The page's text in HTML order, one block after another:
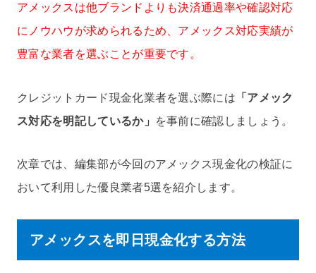
アメックスは他ブランドよりも決済通過率や確認対応
にノウハウが求められるため、アメックス対応実績が
豊富な業者を選ぶことが重要です。
クレジットカード現金化業者を選ぶ際には 「アメック
ス対応を明記しているか」
を事前に確認しましょう。
次章では、編集部が今回のアメックス現金化の検証に
おいて利用した優良業者5選を紹介します。
アメックスを即日現金化する方法